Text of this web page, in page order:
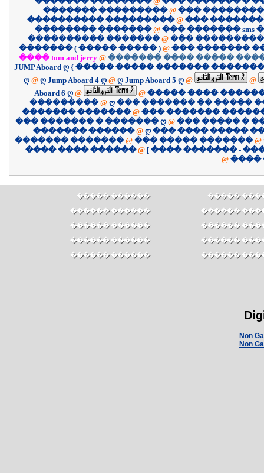
������� ��������� @ ���
���������� ��������� @ ���
�������� ������� @ ��� ������� sms �
���������� ������� @ ���
������� ( ����� ����� ) @ ��� �������
���� tom and jerry @ ������� ���� �����
JUMP Aboard ღ { ����� ����� �������
ღ @ ღ Jump Aboard 4 ღ @ ღ Jump Aboard 5 ღ @
@
Aboard 6 ღ @ @ ����� ����
��������� @ ღ ��� ������� �� �����
������� ������� @ ��� �������
��� ������� � ������� ღ @ ��� ����� �
������� ������ @ ღ ��� ���� �����
������� ������� @ ��� ����� ������� @
@
������ ���� ����
@
������ �����
������ ������
������ ������
������ ������
������ ������
������
������
������
������
������
Non
Non